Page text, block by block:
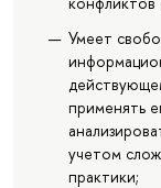
Умеет
применять
учетом
практики;